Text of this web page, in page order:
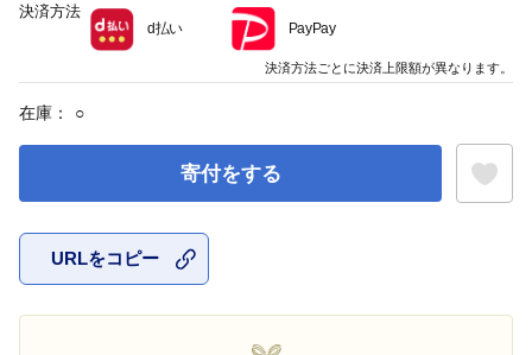
在庫： ○
寄付をする
URLをコピー
決済方法
d払い PayPay
決済方法ごとに決済上限額が異なります。